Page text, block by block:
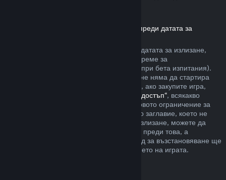
Възстановявания за заглавия, закупени преди датата за
Когато закупите заглавие в Steam преди датата за излизане,
двучасовото ограничение на игралното време за
възстановяване ще е приложимо (освен при бета изпитания).
Но 14-дневният период за възстановяване няма да стартира
преди датата за излизане. Ето например, ако закупите игра,
„Разширен достъп“, всякакво
игрално време ще се отчита към двучасовото ограничение за
възстановяване. Ако предплатите дадено заглавие, което не
може да бъде пускано преди датата за излизане, можете да
изискате възстановяване по всяко време преди това, а
стандартният 14-дневен/двучасов период за възстановяване ще
се прилага, считано от датата за излизането на играта.